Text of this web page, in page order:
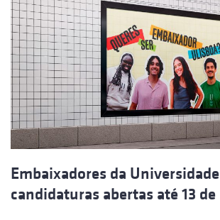
Embaixadores da
candidaturas abertas até 13